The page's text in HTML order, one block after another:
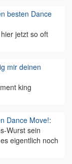
besten Dance
jetzt so oft
mir deinen
king
Dance Move!:
Wurst sein
eigentlich noch